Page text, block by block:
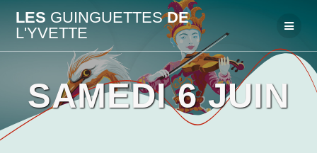
Passer
au
contenu
LES GUINGUETTESDE
L'YVETTE
SAMEDI 6 JUIN